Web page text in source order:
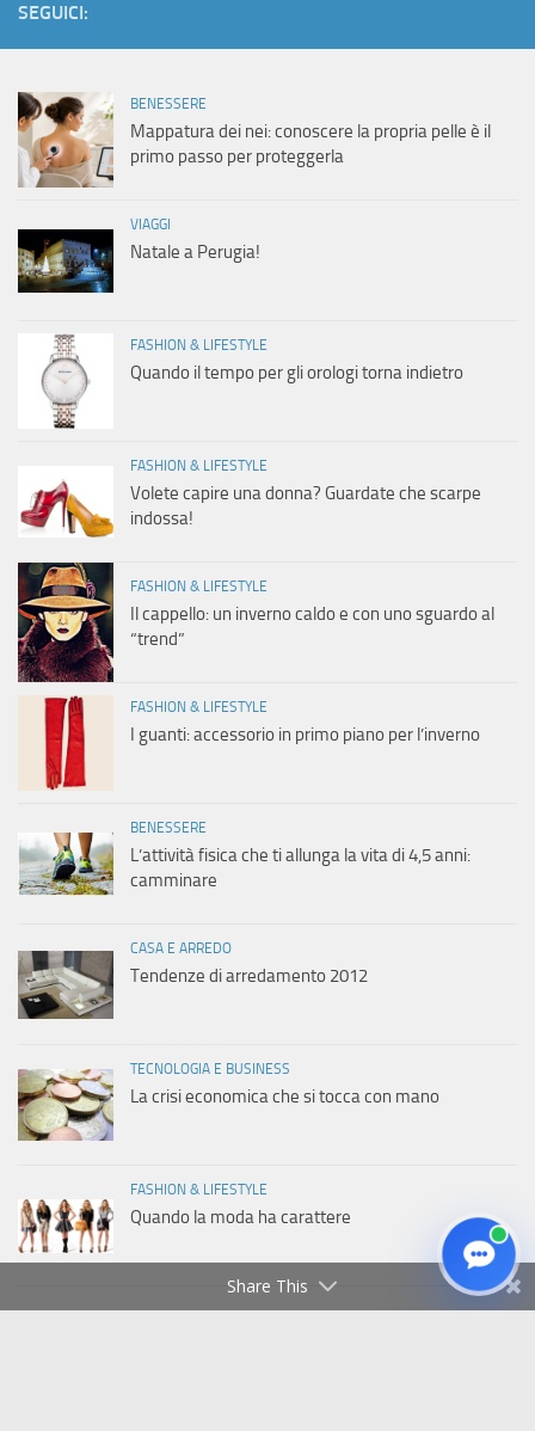
SEGUICI:
BENESSERE
Mappatura dei nei: conoscere la propria pelle è il
primo passo per proteggerla
VIAGGI
Natale a Perugia!
FASHION & LIFESTYLE
Quando il tempo per gli orologi torna indietro
FASHION & LIFESTYLE
Volete capire una donna? Guardate che scarpe
indossa!
FASHION & LIFESTYLE
Il cappello: un inverno caldo e con uno sguardo al
“trend”
FASHION & LIFESTYLE
I guanti: accessorio in primo piano per l’inverno
BENESSERE
L’attività fisica che ti allunga la vita di 4,5 anni:
camminare
CASA E ARREDO
Tendenze di arredamento 2012
TECNOLOGIA E BUSINESS
La crisi economica che si tocca con mano
FASHION & LIFESTYLE
Quando la moda ha carattere
Share This